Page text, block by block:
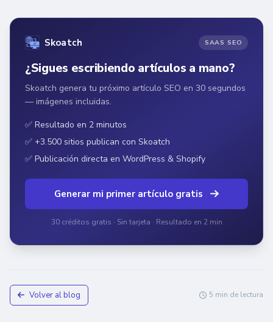
Skoatch SAAS SEO
¿Sigues escribiendo artículos a mano?
Skoatch genera tu próximo artículo SEO en 30 segundos
— imágenes incluidas.
✅ Resultado en 2 minutos
✅ +3.500 sitios publican con Skoatch
✅ Publicación directa en WordPress & Shopify
Generar mi primer artículo gratis
30 créditos gratis · Sin tarjeta · Resultado en 2 min
Volver al blog 5 min de lectura